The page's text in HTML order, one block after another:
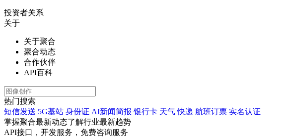
投资者关系
关于
关于聚合
聚合动态
合作伙伴
API百科
热门搜索
短信发送 5G基站 身份证 AI新闻简报 银行卡 天气 快递 航班订票 实名认证
掌握聚合最新动态了解行业最新趋势
API接口，开发服务，免费咨询服务